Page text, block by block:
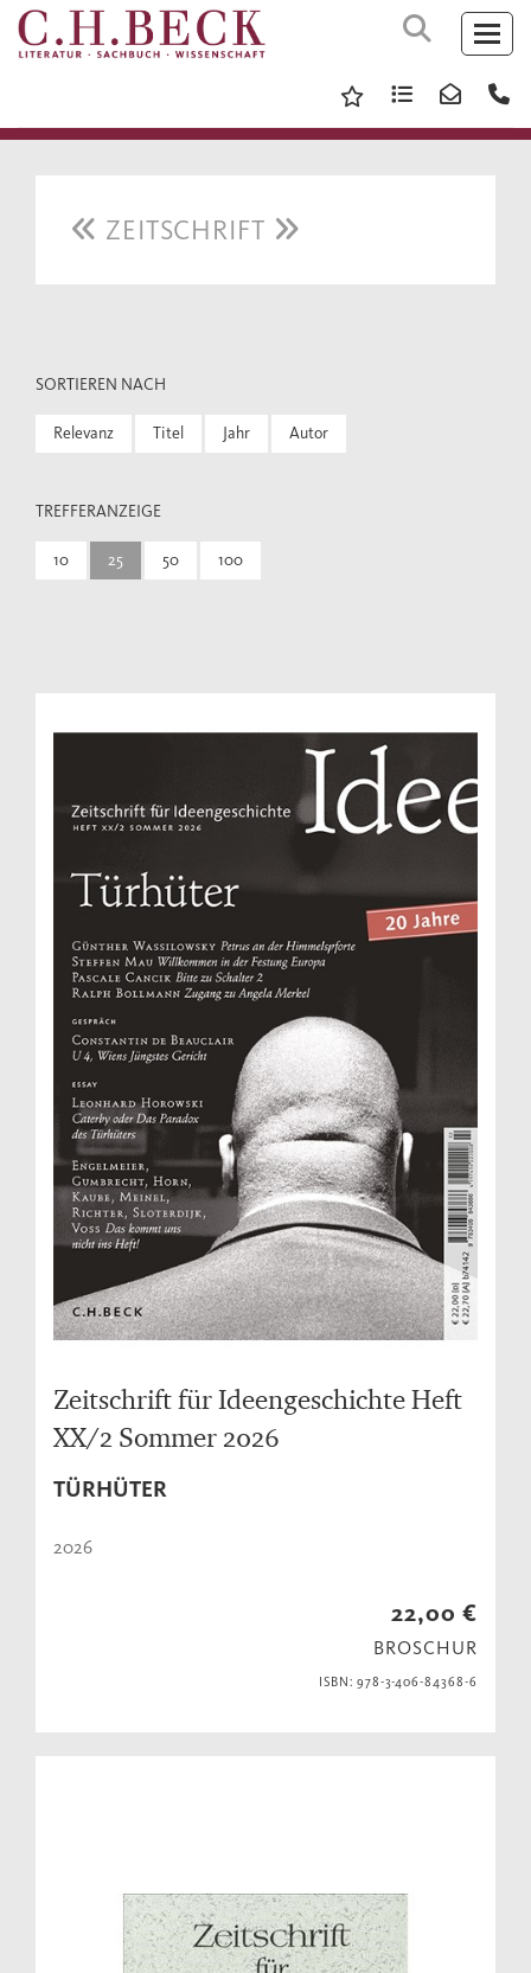
ZEITSCHRIFT
SORTIEREN NACH
Relevanz Titel Jahr Autor
TREFFERANZEIGE
10 25 50 100
Zeitschrift für Ideengeschichte Heft
XX/2 Sommer 2026
TÜRHÜTER
2026
22,00 €
BROSCHUR
ISBN: 978-3-406-84368-6